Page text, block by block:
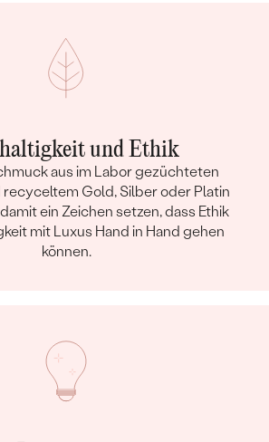
und Ethik
aus im Labor gezüchteten
recyceltem Gold, Silber oder Platin
ein Zeichen setzen, dass Ethik
mit Luxus Hand in Hand gehen
können.